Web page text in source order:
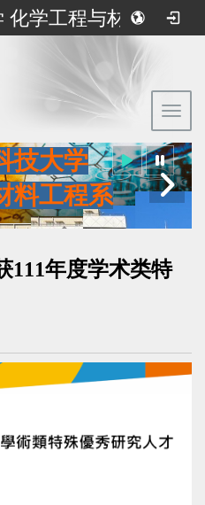
国立高雄科技大学 化学工程与材料工程系
技大学
料工程系
111年度学术类特